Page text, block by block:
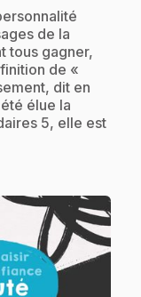
de la
tous gagner,
de «
dit en
élue la
5, elle est